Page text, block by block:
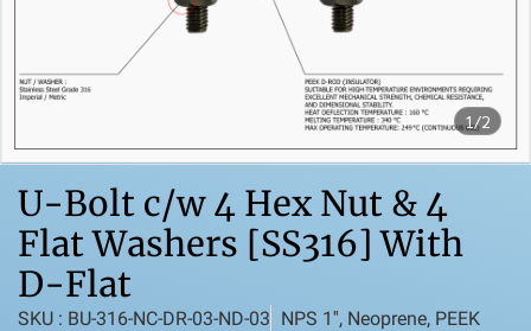
1/2
U-Bolt c/w 4 Hex Nut & 4
Flat Washers [SS316] With
D-Flat
SKU : BU-316-NC-DR-03-ND-03 NPS 1'', Neoprene, PEEK